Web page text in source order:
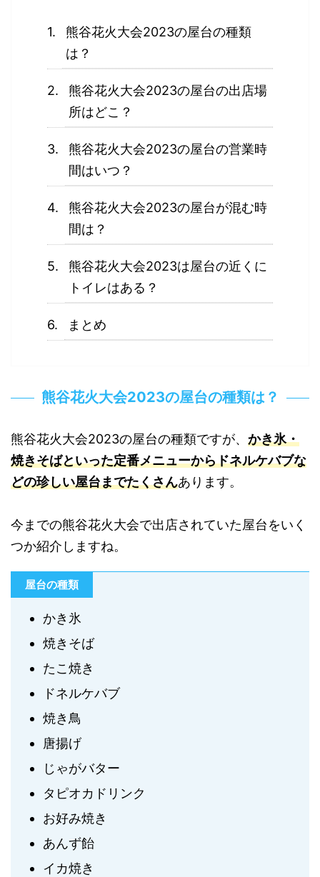
熊谷花火大会2023の屋台の種類
は？
熊谷花火大会2023の屋台の出店場
所はどこ？
熊谷花火大会2023の屋台の営業時
間はいつ？
熊谷花火大会2023の屋台が混む時
間は？
熊谷花火大会2023は屋台の近くに
トイレはある？
まとめ
熊谷花火大会2023の屋台の種類は？
熊谷花火大会2023の屋台の種類ですが、 かき氷・
焼きそばといった定番メニューからドネルケバブな
どの珍しい屋台までたくさんあります。
今までの熊谷花火大会で出店されていた屋台をいく
つか紹介しますね。
屋台の種類
かき氷
焼きそば
たこ焼き
ドネルケバブ
焼き鳥
唐揚げ
じゃがバター
タピオカドリンク
お好み焼き
あんず飴
イカ焼き